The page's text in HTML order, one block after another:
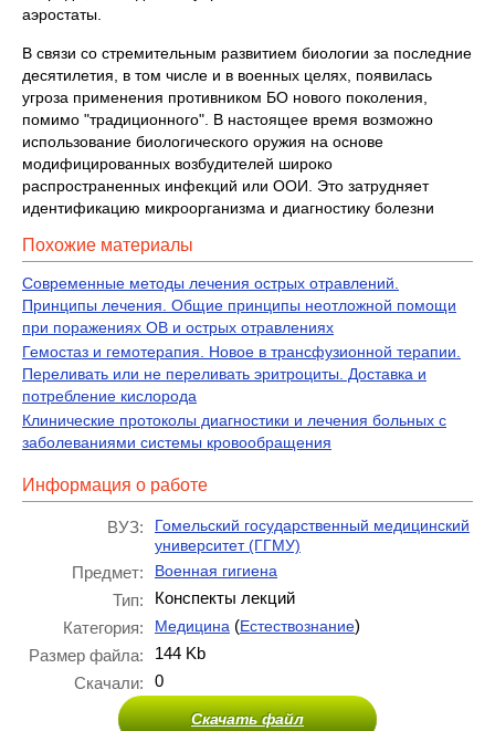
аэростаты.
В связи со стремительным развитием биологии за последние
десятилетия, в том числе и в военных целях, появилась
угроза применения противником БО нового поколения,
помимо "традиционного". В настоящее время возможно
использование биологического оружия на основе
модифицированных возбудителей широко
распространенных инфекций или ООИ. Это затрудняет
идентификацию микроорганизма и диагностику болезни
Похожие материалы
Современные методы лечения острых отравлений.
Принципы лечения. Общие принципы неотложной помощи
при поражениях ОВ и острых отравлениях
Гемостаз и гемотерапия. Новое в трансфузионной терапии.
Переливать или не переливать эритроциты. Доставка и
потребление кислорода
Клинические протоколы диагностики и лечения больных с
заболеваниями системы кровообращения
Информация о работе
ВУЗ:
Гомельский государственный медицинский
университет (ГГМУ)
Предмет: Военная гигиена
Тип:
Конспекты лекций
Категория:
Медицина (Естествознание)
Размер файла:
144 Kb
Скачали:
0
Скачать файл